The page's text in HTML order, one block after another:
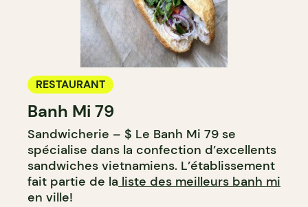
RESTAURANT
Banh Mi 79
Sandwicherie – $ Le Banh Mi 79 se
spécialise dans la confection d’excellents
sandwiches vietnamiens. L’établissement
fait partie de la liste des meilleurs banh mi
en ville!